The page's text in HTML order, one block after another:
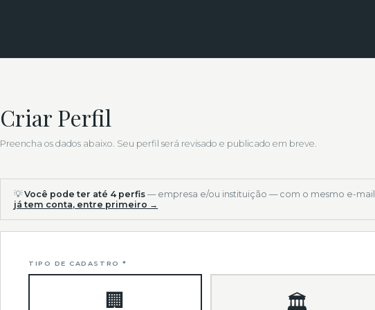
Criar Perfil
Preencha os dados abaixo. Seu perfil será revisado e publicado em breve.
💡Você pode ter até 4 perfis — empresa e/ou instituição — com o mesmo e-mail.
já tem conta, entre primeiro →
TIPO DE CADASTRO *
🏢 🏛️